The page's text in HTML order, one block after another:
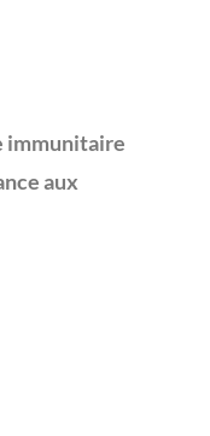
immunitaire
aux